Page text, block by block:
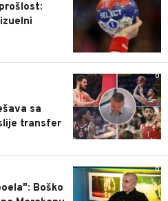
0
sa
transfer
0
Boško